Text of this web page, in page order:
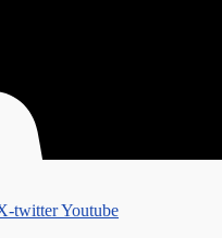
twitterYoutube